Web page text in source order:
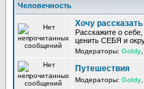
Человечность
Хочу
Расскажите о
ценить СЕБЯ и
Модераторы: Goldy
Путешествия
Модераторы: Goldy